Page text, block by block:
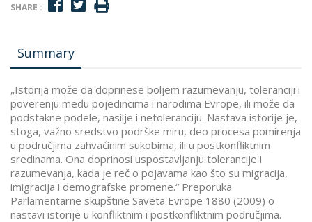
SHARE :
Summary
„Istorija može da doprinese boljem razumevanju, toleranciji i
poverenju među pojedincima i narodima Evrope, ili može da
podstakne podele, nasilje i netoleranciju. Nastava istorije je,
stoga, važno sredstvo podrške miru, deo procesa pomirenja
u područjima zahvaćinim sukobima, ili u postkonfliktnim
sredinama. Ona doprinosi uspostavljanju tolerancije i
razumevanja, kada je reč o pojavama kao što su migracija,
imigracija i demografske promene.“ Preporuka
Parlamentarne skupštine Saveta Evrope 1880 (2009) o
nastavi istorije u konfliktnim i postkonfliktnim područjima.